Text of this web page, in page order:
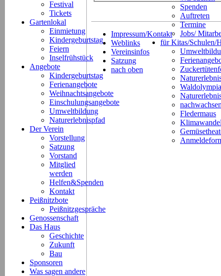
Spenden
Auftreten
Termine
Jobs/
für Kitas/Schulen/
Fledermaus
Festival
Tickets
Gartenlokal
Einmietung
Kindergeburtstag
Feiern
Inselfrühstück
Angebote
Kindergeburtstag
Ferienangebote
Weihnachtsangebote
Einschulungsangebote
Umweltbildung
Naturerlebnispfad
Der Verein
Vorstellung
Satzung
Vorstand
Mitglied
werden
Helfen&Spenden
Kontakt
Peißnitzbote
Peißnitzgespräche
Genossenschaft
Das Haus
Geschichte
Zukunft
Bau
Sponsoren
Was sagen andere
Impressum/Kontakt
Weblinks
Vereinsinfos
Satzung
nach oben